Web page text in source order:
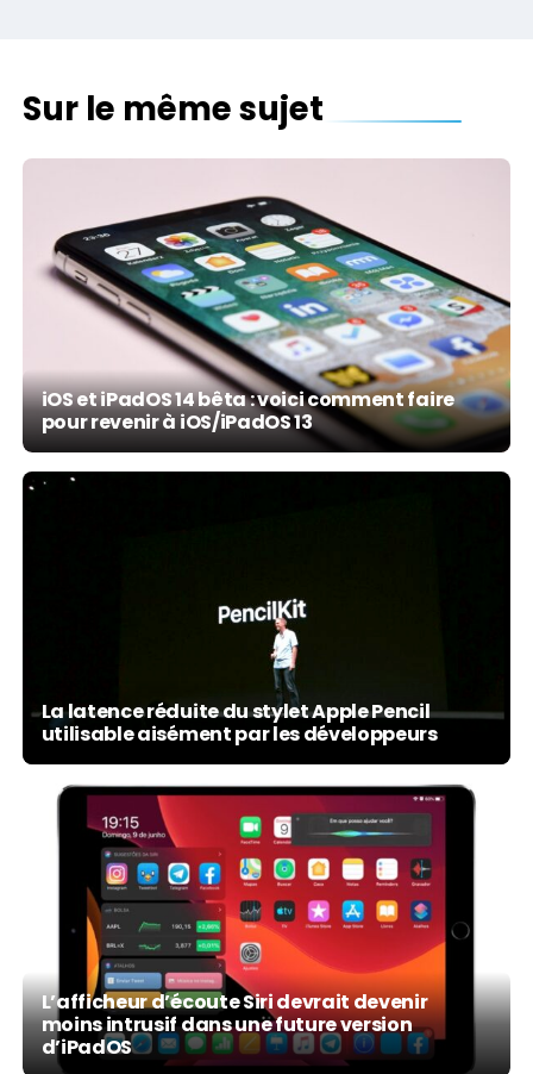
Sur le même sujet
iOS et iPadOS 14 bêta : voici comment faire
pour revenir à iOS/iPadOS 13
La latence réduite du stylet Apple Pencil
utilisable aisément par les développeurs
L’afficheur d’écoute Siri devrait devenir
moins intrusif dans une future version
d’iPadOS